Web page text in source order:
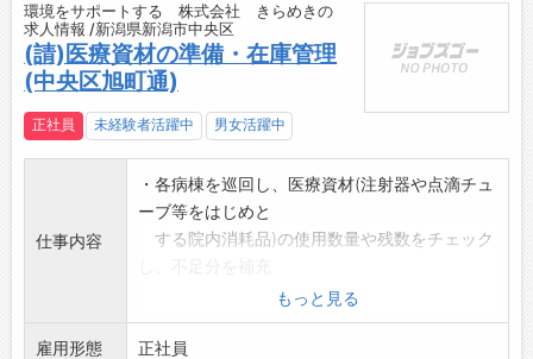
環境をサポートする 株式会社 きらめきの
求人情報 /新潟県新潟市中央区
(請)医療資材の準備・在庫管理
(中央区旭町通)
正社員 未経験者活躍中 男女活躍中
仕事内容
・各病棟を巡回し、医療資材(注射器や点滴チュ
ーブ等をはじめと
する院内消耗品)の使用数量や残数をチェック
・メーカーから納品された資材を検品、収納
し、院内の在庫として
もっと見る
雇用形態 正社員